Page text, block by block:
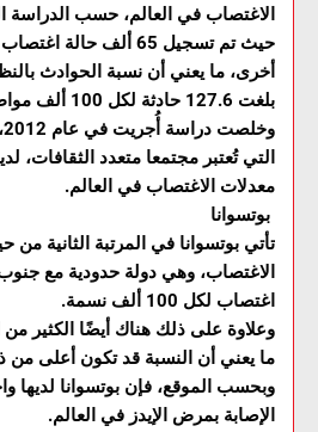
حيث تم تسجيل 65 ألف
أخرى، ما يعني أن نسبة الحوادث
بلغت 127.6 حادثة لكل 100 ألف مواطن.
التي تُعتبر مجتمعا متعدد الثقافات،
معدلات الاغتصاب في العالم.
بوتسوانا
تأتي بوتسوانا في المرتبة الثانية
اغتصاب لكل 100 ألف نسمة.
وعلاوة على ذلك هناك أيضًا الكثير
وبحسب الموقع، فإن بوتسوانا لديها
الإصابة بمرض الإيدز في العالم.